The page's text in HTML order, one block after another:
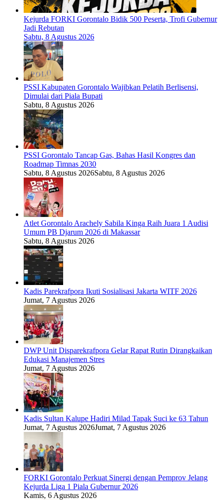
Kejurda FORKI Gorontalo Bidik 500 Peserta, Trofi Gubernur
Jadi Rebutan
Sabtu, 8 Agustus 2026
PSSI Kabupaten Gorontalo Wajibkan Pelatih Berlisensi,
Dimulai dari Piala Bupati
Sabtu, 8 Agustus 2026
PSSI Gorontalo Tancap Gas, Bahas Hasil Kongres dan
Roadmap Timnas 2030
Sabtu, 8 Agustus 2026Sabtu, 8 Agustus 2026
Atlet Gorontalo Arachely Sabila Kinga Raih Juara 1 Audisi
Umum PB Djarum 2026 di Makassar
Sabtu, 8 Agustus 2026
Kadis Parekrafpora Ikuti Sosialisasi Jakarta WITF 2026
Jumat, 7 Agustus 2026
DWP Unit Disparekrafpora Gelar Rapat Rutin Dirangkaikan
Edukasi Manajemen Stres
Jumat, 7 Agustus 2026
Kadis Sultan Kalupe Hadiri Milad Tapak Suci ke 63 Tahun
Jumat, 7 Agustus 2026Jumat, 7 Agustus 2026
FORKI Gorontalo Perkuat Sinergi dengan Pemprov Jelang
Kejurda Liga 1 Piala Gubernur 2026
Kamis, 6 Agustus 2026